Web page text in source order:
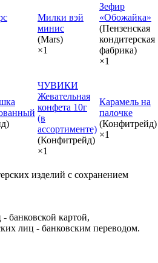
Милки вэй
минис
(Mars)
×1
Зефир
«Обожайка»
(Пензенская
кондитерская
фабрика)
×1
ЧУВИКИ
Жевательная
конфета 10г
(в
ассортименте)
(Конфитрейд)
×1
Карамель на
палочке
(Конфитрейд)
×1
изделий с сохранением
банковской картой,
лиц - банковским переводом.